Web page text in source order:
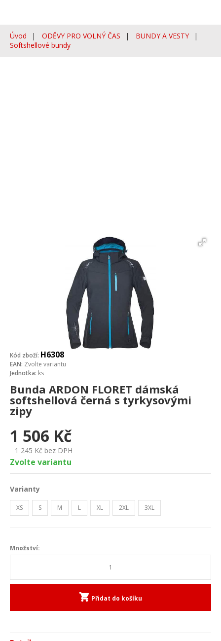
Úvod ODĚVY PRO VOLNÝ ČAS
BUNDY A VESTY
Softshellové bundy
Kód zboží: H6308
EAN: Zvolte variantu
Jednotka: ks
Bunda ARDON FLORET dámská
softshellová černá s tyrkysovými
zipy
1 506 Kč
1 245 Kč bez DPH
Zvolte variantu
Varianty
XS S M L XL 2XL 3XL
Množství:
Přidat do košíku